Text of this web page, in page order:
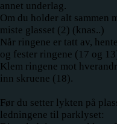
annet underlag.
Om du holder alt sammen
miste glasset (2) (knas..)
Når ringene er tatt av,
og fester ringene (17 og
Klem ringene mot
inn skruene (18).
Før du setter lykten på
ledningene til parklyset: